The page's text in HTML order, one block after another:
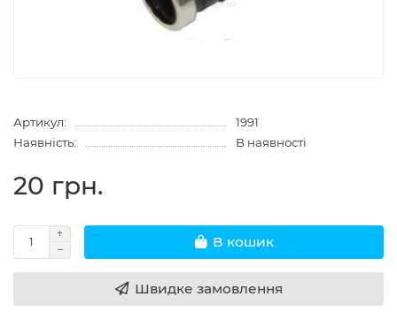
Артикул:
1991
Наявність:
В наявності
20 грн.
В кошик
Швидке замовлення